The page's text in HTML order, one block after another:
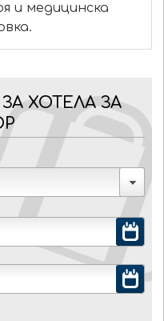
и медицинска
ХОТЕЛА ЗА